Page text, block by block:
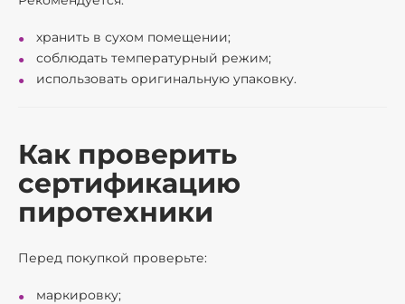
хранить в сухом помещении;
соблюдать температурный режим;
использовать оригинальную упаковку.
Как проверить
сертификацию
пиротехники
Перед покупкой проверьте:
маркировку;